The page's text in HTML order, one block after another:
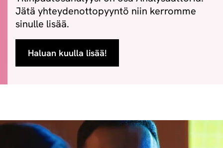
Jätä yhteydenottopyyntö niin kerromme
sinulle lisää.
Haluan kuulla lisää!